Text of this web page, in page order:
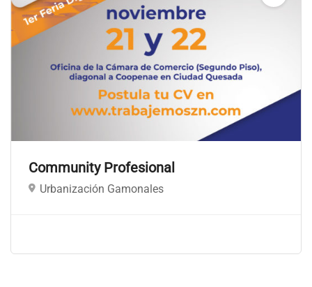
Community Profesional
Urbanización Gamonales